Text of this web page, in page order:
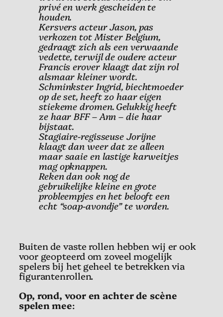
privé en werk gescheiden te
houden.
Kersvers acteur Jason, pas
verkozen tot Mister Belgium,
gedraagt zich als een verwaande
vedette, terwijl de oudere acteur
Francis erover klaagt dat zijn rol
alsmaar kleiner wordt.
Schminkster Ingrid, biechtmoeder
op de set, heeft zo haar eigen
stiekeme dromen. Gelukkig heeft
ze haar BFF – Ann – die haar
bijstaat.
Stagiaire-regisseuse Jorijne
klaagt dan weer dat ze alleen
maar saaie en lastige karweitjes
mag opknappen.
Reken dan ook nog de
gebruikelijke kleine en grote
probleempjes en het belooft een
echt “soap-avondje” te worden.
Buiten de vaste rollen hebben wij er ook
voor geopteerd om zoveel mogelijk
spelers bij het geheel te betrekken via
figurantenrollen.
Op, rond, voor en achter de scène
spelen mee: